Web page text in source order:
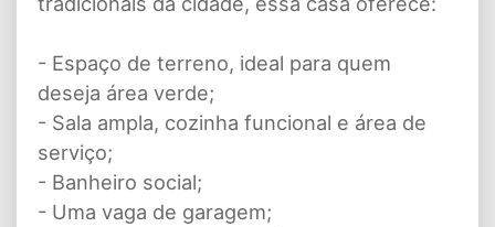
- Espaço de terreno, ideal para quem
deseja área verde;
- Sala ampla, cozinha funcional e área de
serviço;
- Banheiro social;
- Uma vaga de garagem;